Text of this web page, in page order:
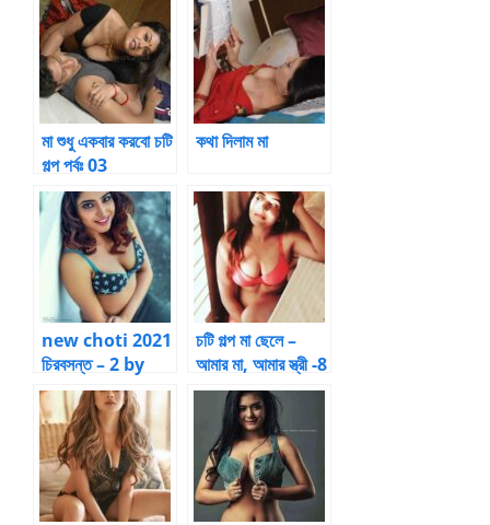
মা শুধু একবার করবো চটি
গল্প পর্বঃ 03
কথা দিলাম মা
new choti 2021
চিরবসন্ত – 2 by
আয়ামিল
চটি গল্প মা ছেলে –
আমার মা, আমার স্ত্রী -8
by
Premlove007 |
Bangla choti
kahini